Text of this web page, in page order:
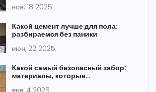
ноя, 18 2025
Какой цемент лучше для пола:
разбираемся без паники
июн, 22 2025
Какой самый безопасный забор:
материалы, которые